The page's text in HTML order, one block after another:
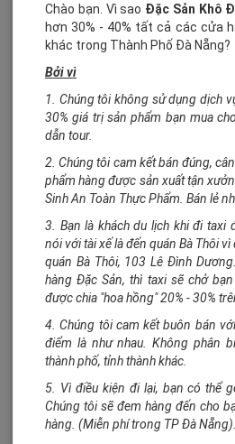
Số lượng:
Đơn vị tính:
Hạng sử dụng:
9 tháng
Ghi chú:Mè xửng mềm Thiên
CHI TIẾT
SẢN PHẨM CÙNG LOẠI
TAG SẢN PHẨM
PHẢN HỒI THÔNG TIN (1982)
Chào bạn. Vì sao Đặc Sản Khô
hơn 30% - 40% tất cả các cửa
khác trong Thành Phố Đà Nẵng?
Bởi vì
1. Chúng tôi không sử dụng dịch
30% giá trị sản phẩm bạn mua
dẫn tour.
2. Chúng tôi cam kết bán đúng,
phẩm hàng được sản xuất tận
Sinh An Toàn Thực Phẩm. Bán lẻ
3. Bạn là khách du lịch khi đi taxi
nói với tài xế là đến quán Bà Thôi
quán Bà Thôi, 103 Lê Đình
hàng Đặc Sản, thì taxi sẽ chở
được chia "hoa hồng" 20% - 30%
4. Chúng tôi cam kết buôn bán
điểm là như nhau. Không phân
thành phố, tỉnh thành khác.
5. Vì điều kiện đi lại, bạn có thể
Chúng tôi sẽ đem hàng đến cho
hàng. (Miễn phí trong TP Đà Nẵng).